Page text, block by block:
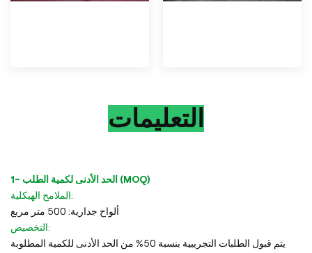
التعليمات
1- الحد الأدنى لكمية الطلب (MOQ)
الملامح الهيكلية:
ألواح جدارية: 500 متر مربع
التخصيص:
يتم قبول الطلبات التجريبية بنسبة 50% من الحد الأدنى للكمية المطلوبة